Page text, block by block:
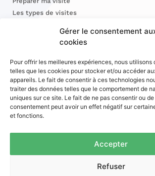
Gérer le consentement
cookies
Pour offrir les meilleures expériences, nous utilisons
telles que les cookies pour stocker et/ou accéder
appareils. Le fait de consentir à ces technologies
traiter des données telles que le comportement de
uniques sur ce site. Le fait de ne pas consentir ou
consentement peut avoir un effet négatif sur
et fonctions.
Accepter
Refuser
Les types de visites
Maintien en emploi
Suivez-nous sur LinkedIn